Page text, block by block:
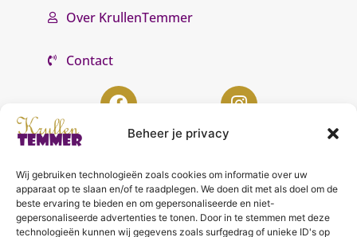
Beheer je privacy
Wij gebruiken technologieën zoals cookies om informatie over uw
apparaat op te slaan en/of te raadplegen. We doen dit met als doel om de
beste ervaring te bieden en om gepersonaliseerde en niet-
gepersonaliseerde advertenties te tonen. Door in te stemmen met deze
technologieën kunnen wij gegevens zoals surfgedrag of unieke ID's op
Over KrullenTemmer
Contact
KrullenTemmer Lelystad
Punter 10 02